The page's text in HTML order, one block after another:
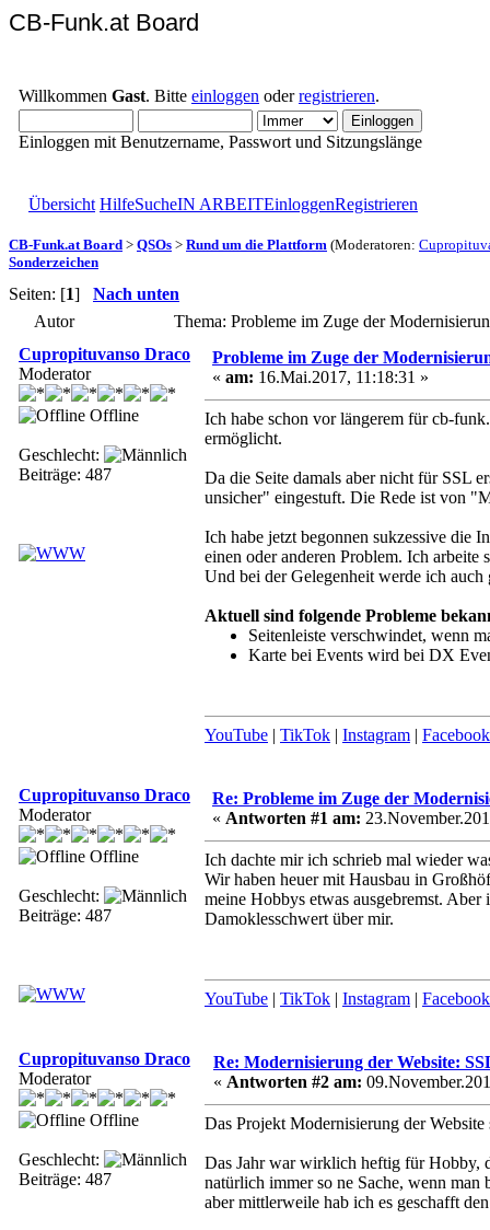
CB-Funk.at Board
Willkommen Gast. Bitte einloggen oderregistrieren.
Einloggen mit Benutzername, Passwort und Sitzungslänge
Übersicht HilfeSucheIN ARBEITEinloggenRegistrieren
CB-Funk.at Board > QSOs > Rund um die Plattform (Moderatoren:
Sonderzeichen
Seiten: [1] Nach unten
Autor
Thema: Probleme im Zuge der
Cupropituvanso Draco
Moderator
Offline
Geschlecht:
Beiträge: 487
Probleme im Zuge der
« am: 16.Mai.2017, 11:18:31 »
Ich habe schon vor längerem für cb-
ermöglicht.
Da die Seite damals aber nicht für SSL
unsicher" eingestuft. Die Rede ist von
Ich habe jetzt begonnen sukzessive die
einen oder anderen Problem. Ich
Und bei der Gelegenheit werde ich
Aktuell sind folgende Probleme
Seitenleiste verschwindet, wenn
Karte bei Events wird bei DX
YouTube | TikTok | Instagram | Facebook
Cupropituvanso Draco
Moderator
Offline
Geschlecht:
Beiträge: 487
Re: Probleme im Zuge der
« Antworten #1 am:
Ich dachte mir ich schrieb mal wieder
Wir haben heuer mit Hausbau in
meine Hobbys etwas ausgebremst.
Damoklesschwert über mir.
YouTube | TikTok | Instagram | Facebook
Cupropituvanso Draco
Moderator
Offline
Geschlecht:
Beiträge: 487
Re: Modernisierung der Website:
« Antworten #2 am:
Das Projekt Modernisierung der Website
Das Jahr war wirklich heftig für Hobby,
natürlich immer so ne Sache, wenn
aber mittlerweile hab ich es geschafft